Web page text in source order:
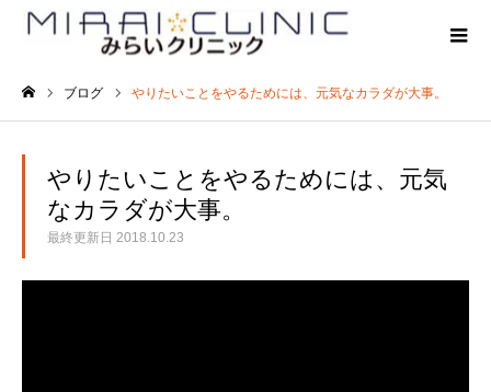
ブログ やりたいことをやるためには、元気なカラダが大事。
やりたいことをやるためには、元気
なカラダが大事。
最終更新日 2018.10.23